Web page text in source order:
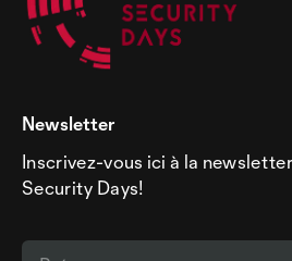
Newsletter
Inscrivez-vous ici à la
Security Days!